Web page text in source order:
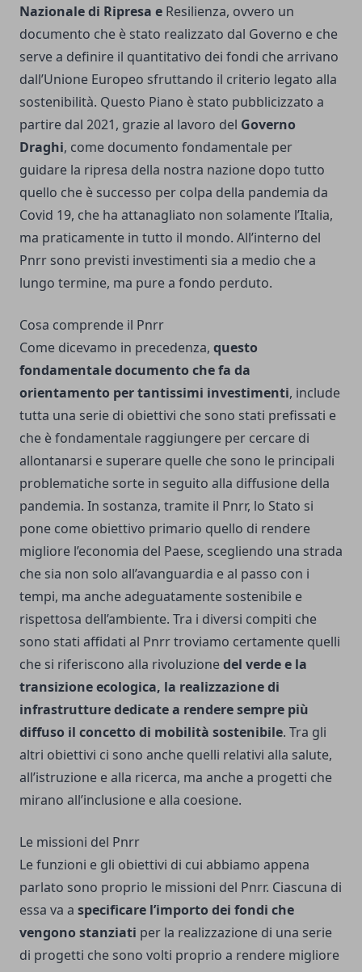
Nazionale di Ripresa e Resilienza, ovvero un
documento che è stato realizzato dal Governo e che
serve a definire il quantitativo dei fondi che arrivano
dall’Unione Europeo sfruttando il criterio legato alla
sostenibilità. Questo Piano è stato pubblicizzato a
partire dal 2021, grazie al lavoro del Governo
Draghi, come documento fondamentale per
guidare la ripresa della nostra nazione dopo tutto
quello che è successo per colpa della pandemia da
Covid 19, che ha attanagliato non solamente l’Italia,
ma praticamente in tutto il mondo. All’interno del
Pnrr sono previsti investimenti sia a medio che a
lungo termine, ma pure a fondo perduto.
Cosa comprende il Pnrr
Come dicevamo in precedenza, questo
fondamentale documento che fa da
orientamento per tantissimi investimenti, include
tutta una serie di obiettivi che sono stati prefissati e
che è fondamentale raggiungere per cercare di
allontanarsi e superare quelle che sono le principali
problematiche sorte in seguito alla diffusione della
pandemia. In sostanza, tramite il Pnrr, lo Stato si
pone come obiettivo primario quello di rendere
migliore l’economia del Paese, scegliendo una strada
che sia non solo all’avanguardia e al passo con i
tempi, ma anche adeguatamente sostenibile e
rispettosa dell’ambiente. Tra i diversi compiti che
sono stati affidati al Pnrr troviamo certamente quelli
che si riferiscono alla rivoluzionedel verde e la
transizione ecologica, la realizzazione di
infrastrutture dedicate a rendere sempre più
diffuso il concetto di mobilità sostenibile. Tra gli
altri obiettivi ci sono anche quelli relativi alla salute,
all’istruzione e alla ricerca, ma anche a progetti che
mirano all’inclusione e alla coesione.
Le missioni del Pnrr
Le funzioni e gli obiettivi di cui abbiamo appena
parlato sono proprio le missioni del Pnrr. Ciascuna di
essa va a specificare l’importo dei fondi che
vengono stanziati per la realizzazione di una serie
di progetti che sono volti proprio a rendere migliore